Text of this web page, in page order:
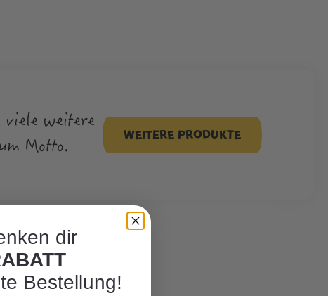
weitere
Motto.
WEITERE PRODUKTE
dir
Bestellung!